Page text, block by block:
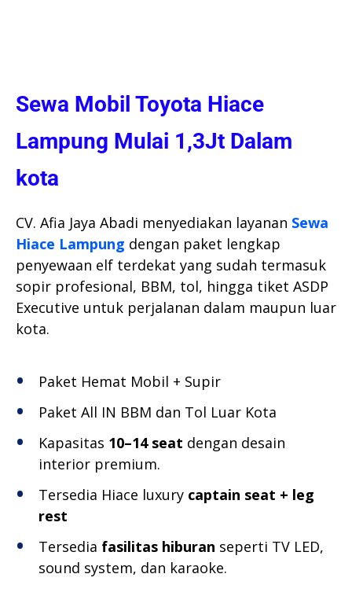
Sewa Mobil Toyota Hiace
Lampung Mulai 1,3Jt Dalam
kota
CV. Afia Jaya Abadi menyediakan layanan Sewa
Hiace Lampung dengan paket lengkap
penyewaan elf terdekat yang sudah termasuk
sopir profesional, BBM, tol, hingga tiket ASDP
Executive untuk perjalanan dalam maupun luar
kota.
Paket Hemat Mobil + Supir
Paket All IN BBM dan Tol Luar Kota
Kapasitas 10–14 seat dengan desain
interior premium.
Tersedia Hiace luxury captain seat + leg
rest
Tersedia fasilitas hiburan seperti TV LED,
sound system, dan karaoke.